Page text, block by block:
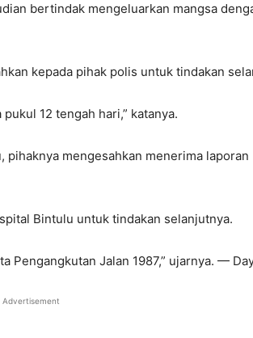
bertindak mengeluarkan mangsa
kepada pihak polis untuk tindakan
12 tengah hari,” katanya.
mengesahkan menerima laporan
Bintulu untuk tindakan selanjutnya.
Pengangkutan Jalan 1987,” ujarnya. —
Advertisement